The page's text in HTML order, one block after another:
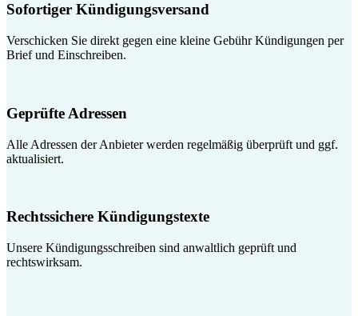
Sofortiger Kündigungsversand
Verschicken Sie direkt gegen eine kleine Gebühr Kündigungen per
Brief und Einschreiben.
Geprüfte Adressen
Alle Adressen der Anbieter werden regelmäßig überprüft und ggf.
aktualisiert.
Rechtssichere Kündigungstexte
Unsere Kündigungsschreiben sind anwaltlich geprüft und
rechtswirksam.